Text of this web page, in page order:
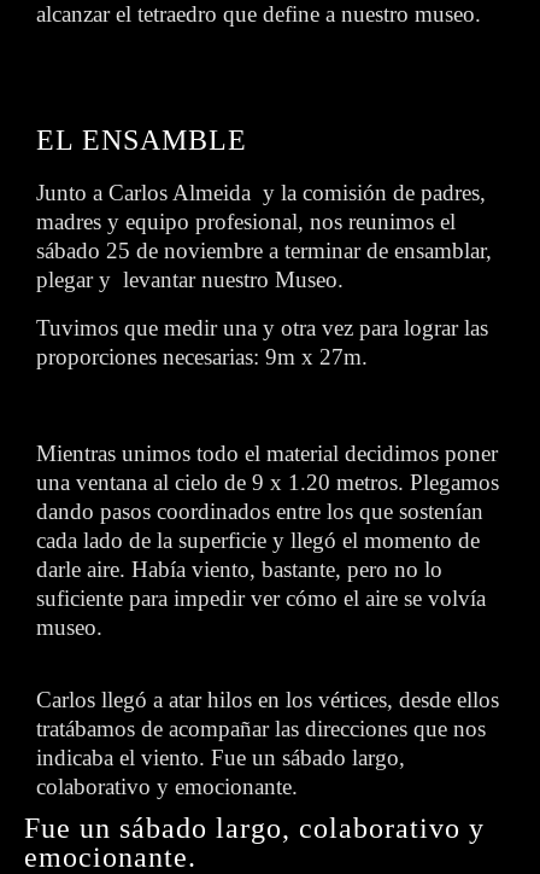
alcanzar el tetraedro que define a nuestro museo.
EL ENSAMBLE
Junto a Carlos Almeida y la comisión de padres,
madres y equipo profesional, nos reunimos el
sábado 25 de noviembre a terminar de ensamblar,
plegar y levantar nuestro Museo.
Tuvimos que medir una y otra vez para lograr las
proporciones necesarias: 9m x 27m.
Mientras unimos todo el material decidimos poner
una ventana al cielo de 9 x 1.20 metros. Plegamos
dando pasos coordinados entre los que sostenían
cada lado de la superficie y llegó el momento de
darle aire. Había viento, bastante, pero no lo
suficiente para impedir ver cómo el aire se volvía
museo.
Carlos llegó a atar hilos en los vértices, desde ellos
tratábamos de acompañar las direcciones que nos
indicaba el viento. Fue un sábado largo,
colaborativo y emocionante.
Fue un sábado largo, colaborativo y
emocionante.